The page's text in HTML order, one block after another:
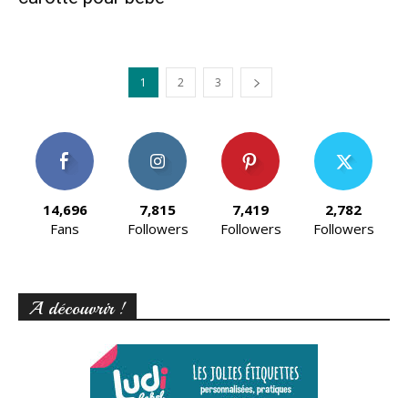
1 2 3
14,696
Fans
7,815
Followers
7,419
Followers
2,782
Followers
A découvrir !